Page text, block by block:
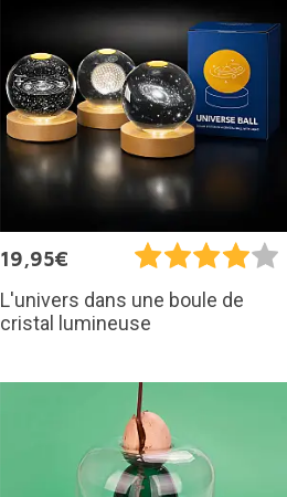
19,95€
L'univers dans une boule de
cristal lumineuse